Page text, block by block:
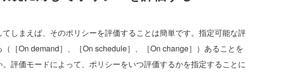
しまえば、そのポリシーを評価することは簡単です。指定可能な評
［On demand］、［On schedule］、［On change］）あることを
評価モードによって、ポリシーをいつ評価するかを指定することに